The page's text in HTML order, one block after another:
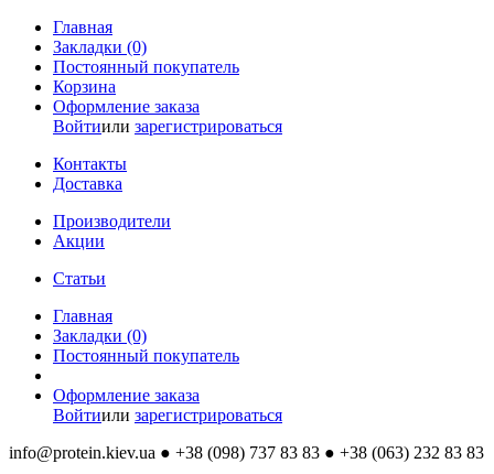
Главная
Закладки (0)
Постоянный покупатель
Корзина
Оформление заказа
Войтиили зарегистрироваться
Контакты
Доставка
Производители
Акции
Статьи
Главная
Закладки (0)
Постоянный покупатель
Оформление заказа
Войтиили зарегистрироваться
info@protein.kiev.ua ● +38 (098) 737 83 83 ● +38 (063) 232 83 83